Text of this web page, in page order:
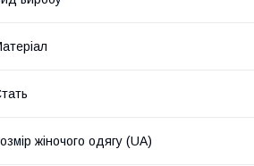
жіночого одягу (UA)